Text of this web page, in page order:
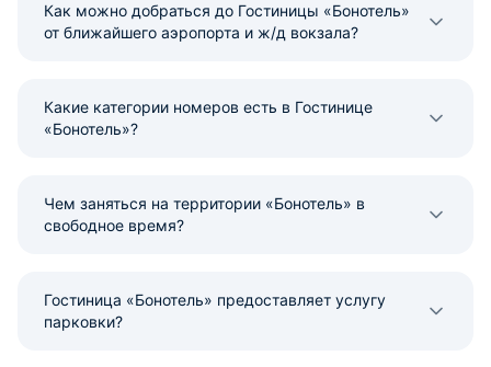
Как можно добраться до Гостиницы «Бонотель»
от ближайшего аэропорта и ж/д вокзала?
Какие категории номеров есть в Гостинице
«Бонотель»?
Чем заняться на территории «Бонотель» в
свободное время?
Гостиница «Бонотель» предоставляет услугу
парковки?